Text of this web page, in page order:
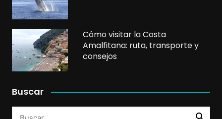
Cómo visitar la Costa
Amalfitana: ruta, transporte y
consejos
Buscar